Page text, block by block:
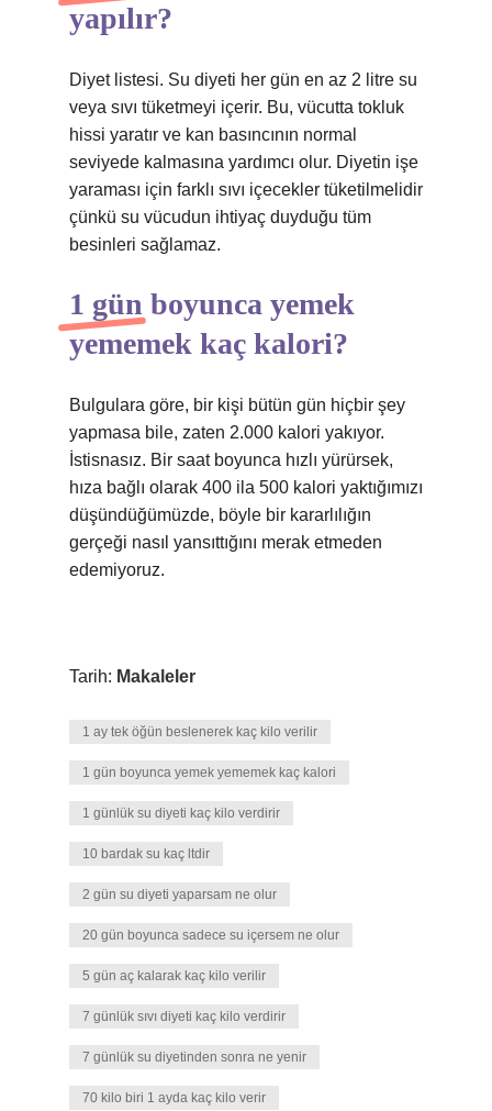
yapılır?
Diyet listesi. Su diyeti her gün en az 2 litre su
veya sıvı tüketmeyi içerir. Bu, vücutta tokluk
hissi yaratır ve kan basıncının normal
seviyede kalmasına yardımcı olur. Diyetin işe
yaraması için farklı sıvı içecekler tüketilmelidir
çünkü su vücudun ihtiyaç duyduğu tüm
besinleri sağlamaz.
1 gün boyunca yemek
yememek kaç kalori?
Bulgulara göre, bir kişi bütün gün hiçbir şey
yapmasa bile, zaten 2.000 kalori yakıyor.
İstisnasız. Bir saat boyunca hızlı yürürsek,
hıza bağlı olarak 400 ila 500 kalori yaktığımızı
düşündüğümüzde, böyle bir kararlılığın
gerçeği nasıl yansıttığını merak etmeden
edemiyoruz.
Tarih: Makaleler
1 ay tek öğün beslenerek kaç kilo verilir
1 gün boyunca yemek yememek kaç kalori
1 günlük su diyeti kaç kilo verdirir
10 bardak su kaç ltdir
2 gün su diyeti yaparsam ne olur
20 gün boyunca sadece su içersem ne olur
5 gün aç kalarak kaç kilo verilir
7 günlük sıvı diyeti kaç kilo verdirir
7 günlük su diyetinden sonra ne yenir
70 kilo biri 1 ayda kaç kilo verir